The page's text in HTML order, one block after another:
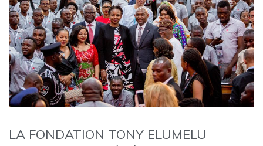
LA FONDATION TONY ELUMELU